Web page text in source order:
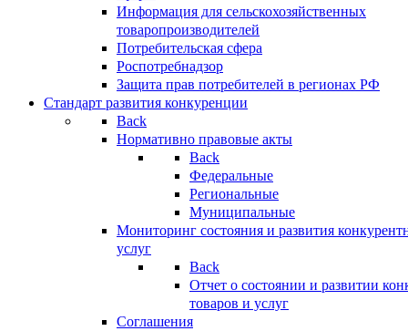
Информация для сельскохозяйственных
товаропроизводителей
Потребительская сфера
Роспотребнадзор
Защита прав потребителей в регионах РФ
Стандарт развития конкуренции
Back
Нормативно правовые акты
Back
Федеральные
Региональные
Муниципальные
Мониторинг состояния и развития
услуг
Back
Отчет о состоянии и развитии
товаров и услуг
Соглашения